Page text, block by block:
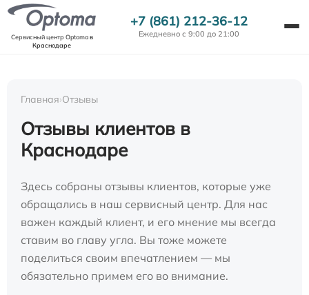
Сервисный центр Optomaв
Краснодаре
+7 (861) 212-36-12
Ежедневно с 9:00 до 21:00
Главная›Отзывы
Отзывы клиентов в
Краснодаре
Здесь собраны отзывы клиентов, которые уже
обращались в наш сервисный центр. Для нас
важен каждый клиент, и его мнение мы всегда
ставим во главу угла. Вы тоже можете
поделиться своим впечатлением — мы
обязательно примем его во внимание.